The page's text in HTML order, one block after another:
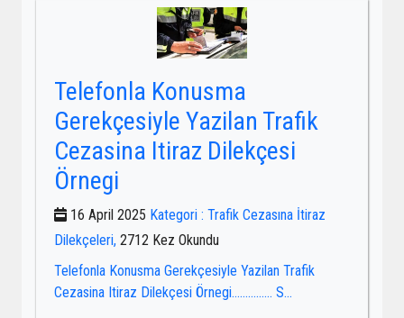
Telefonla Konusma
Gerekçesiyle Yazilan Trafik
Cezasina Itiraz Dilekçesi
Örnegi
16 April 2025 Kategori : Trafik Cezasına İtiraz
Dilekçeleri, 2712 Kez Okundu
Telefonla Konusma Gerekçesiyle Yazilan Trafik
Cezasina Itiraz Dilekçesi Örnegi…………… S...